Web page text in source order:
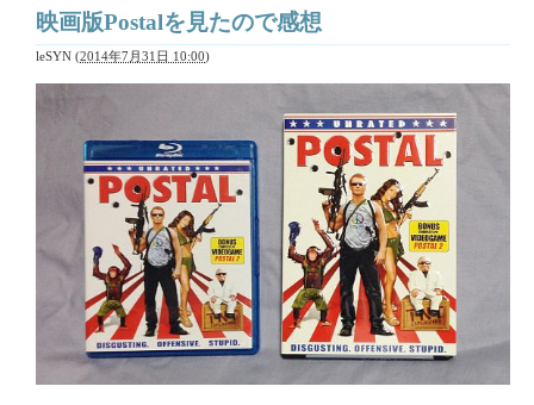
映画版Postalを見たので感想
leSYN (2014年7月31日 10:00)